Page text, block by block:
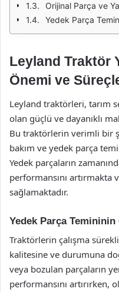
Orijinal Parça ve
Yedek Parça
Leyland Traktör
Önemi ve
Leyland traktörleri, tarım
olan güçlü ve dayanıklı
Bu traktörlerin verimli bir
bakım ve yedek parça
Yedek parçaların
performansını artırmakta
sağlamaktadır.
Yedek Parça Temininin
Traktörlerin çalışma
kalitesine ve durumuna
veya bozulan parçaların
performansını artırırken,